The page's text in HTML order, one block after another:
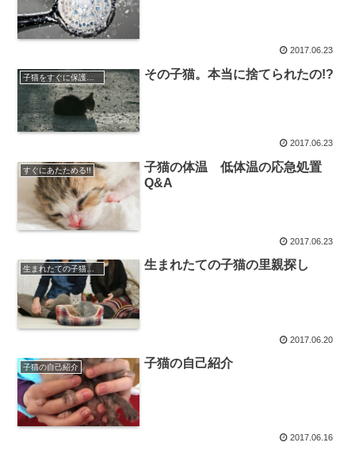
2017.06.23
子猫をすぐに保護しないで!! その子猫。本当に捨てられたの!?
2017.06.23
すぐにあたためる!!
子猫の体温 低体温の応急処置
Q&A
2017.06.23
生まれたての子猫の里親探し 生まれたての子猫の里親探し
2017.06.20
子猫の自己紹介 子猫の自己紹介
2017.06.16